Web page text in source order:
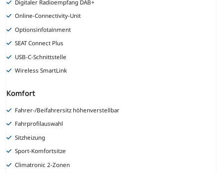
Digitaler Radioempfang DAB+
Online-Connectivity-Unit
Optionsinfotainment
SEAT Connect Plus
USB-C-Schnittstelle
Wireless SmartLink
Komfort
Fahrer-/Beifahrersitz höhenverstellbar
Fahrprofilauswahl
Sitzheizung
Sport-Komfortsitze
Climatronic 2-Zonen